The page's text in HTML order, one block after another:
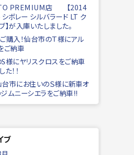
PREMIUM店 【2014
ボレー シルバラード LT ク
】が入庫いたしました。
購入！仙台市のＴ様にアル
ご納車
様にヤリスクロスをご納車
！！
市にお住いのＳ様に新車オ
ムニーシエラをご納車!!
ブ